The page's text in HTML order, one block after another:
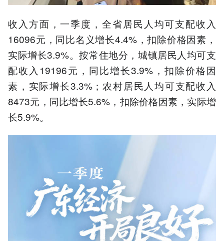
收入方面，一季度，全省居民人均可支配收入
16096元，同比名义增长4.4%，扣除价格因素，
实际增长3.9%。按常住地分，城镇居民人均可支
配收入19196元，同比增长3.9%，扣除价格因
素，实际增长3.3%；农村居民人均可支配收入
8473元，同比增长5.6%，扣除价格因素，实际增
长5.9%。